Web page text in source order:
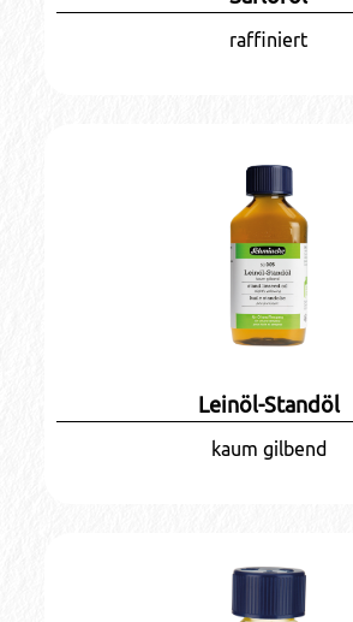
raffiniert
Leinöl-Standöl
kaum gilbend